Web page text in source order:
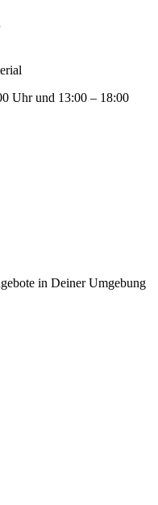
Uhr und 13:00 – 18:00